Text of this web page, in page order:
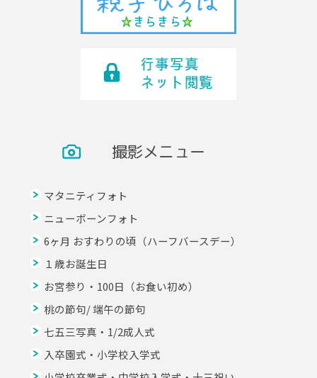
撮影メニュー
マタニティフォト
ニューボーンフォト
6ヶ月 おすわりの頃（ハーフバースデー）
１歳お誕生日
お宮参り・100日（お食い初め）
桃の節句/ 端午の節句
七五三写真・1/2成人式
入卒園式・小学校入学式